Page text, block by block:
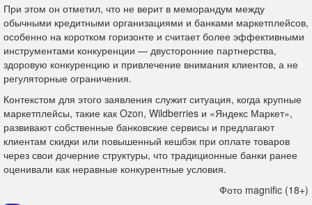
При этом он отметил, что не верит в меморандум между
обычными кредитными организациями и банками маркетплейсов,
особенно на коротком горизонте и считает более эффективными
инструментами конкуренции — двусторонние партнерства,
здоровую конкуренцию и привлечение внимания клиентов, а не
регуляторные ограничения.
Контекстом для этого заявления служит ситуация, когда крупные
маркетплейсы, такие как Ozon, Wildberries и «Яндекс Маркет»,
развивают собственные банковские сервисы и предлагают
клиентам скидки или повышенный кешбэк при оплате товаров
через свои дочерние структуры, что традиционные банки ранее
оценивали как неравные конкурентные условия.
Фото magnific (18+)